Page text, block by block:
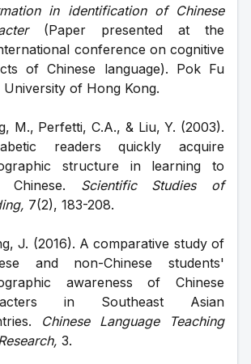
in identification of Chinese
(Paper presented at the
conference on cognitive
of Chinese language). Pok Fu
University of Hong Kong.
M., Perfetti, C.A., & Liu, Y. (2003).
readers quickly acquire
structure in learning to
Chinese. Scientific Studies of
7(2), 183-208.
J. (2016). A comparative study of
and non-Chinese students'
awareness of Chinese
in Southeast Asian
Chinese Language Teaching
3.